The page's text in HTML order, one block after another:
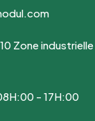
Zone industrielle
- 17H:00